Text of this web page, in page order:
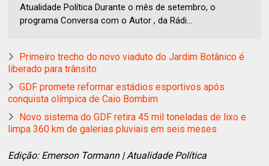
Atualidade Política Durante o mês de setembro, o
programa Conversa com o Autor , da Rádi...
Primeiro trecho do novo viaduto do Jardim Botânico é
liberado para trânsito
GDF promete reformar estádios esportivos após
conquista olímpica de Caio Bombim
Novo sistema do GDF retira 45 mil toneladas de lixo e
limpa 360 km de galerias pluviais em seis meses
Edição: Emerson Tormann | Atualidade Política